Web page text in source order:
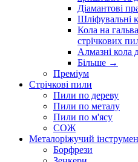
Діамантові
Шліфувальні
Кола на
стрічкових
Алмазні кола
Більше →
Преміум
Стрічкові пили
Пили по дереву
Пили по металу
Пили по м'ясу
СОЖ
Металоріжучий
Борфрези